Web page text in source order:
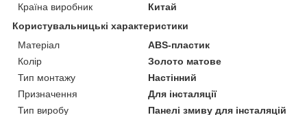
Країна виробник
Китай
Користувальницькі характеристики
Матеріал
ABS-пластик
Колір
Золото матове
Тип монтажу
Настінний
Призначення
Для інсталяції
Тип виробу
Панелі змиву для інсталяцій